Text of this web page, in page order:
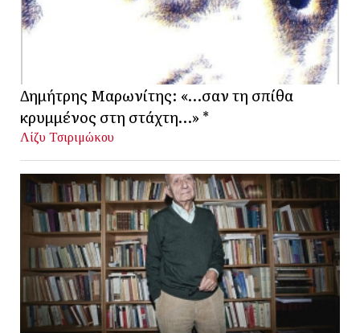
Δημήτρης Μαρωνίτης: «…σαν τη σπίθα
κρυμμένος στη στάχτη…» *
Λίζυ Τσιριμώκου